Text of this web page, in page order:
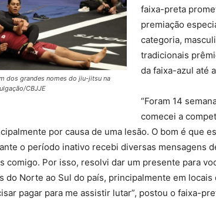
dos grandes nomes do jiu-jitsu na
CBJJE
faixa-preta
premiação
categoria,
tradicionais
da faixa-azul até
“Foram 14
comecei a
por causa de uma lesão. O bom é que
o período inativo recebi diversas mensagens
comigo. Por isso, resolvi dar um presente para
do Norte ao Sul do país, principalmente em
pagar para me assistir lutar”, postou o faixa-